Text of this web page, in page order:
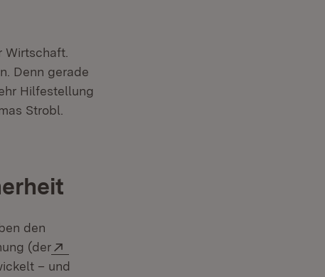
Wirtschaft.
Denn gerade
Hilfestellung
Strobl.
den
(der
in neuem Fenster)
– und